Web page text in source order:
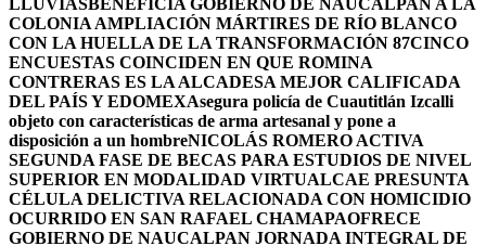
LLUVIASBENEFICIA GOBIERNO DE NAUCALPAN A LA
COLONIA AMPLIACIÓN MÁRTIRES DE RÍO BLANCO
CON LA HUELLA DE LA TRANSFORMACIÓN 87CINCO
ENCUESTAS COINCIDEN EN QUE ROMINA
CONTRERAS ES LA ALCADESA MEJOR CALIFICADA
DEL PAÍS Y EDOMEXAsegura policía de Cuautitlán Izcalli
objeto con características de arma artesanal y pone a
disposición a un hombreNICOLÁS ROMERO ACTIVA
SEGUNDA FASE DE BECAS PARA ESTUDIOS DE NIVEL
SUPERIOR EN MODALIDAD VIRTUALCAE PRESUNTA
CÉLULA DELICTIVA RELACIONADA CON HOMICIDIO
OCURRIDO EN SAN RAFAEL CHAMAPAOFRECE
GOBIERNO DE NAUCALPAN JORNADA INTEGRAL DE